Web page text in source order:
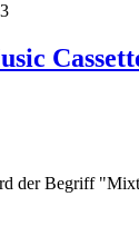
der Begriff